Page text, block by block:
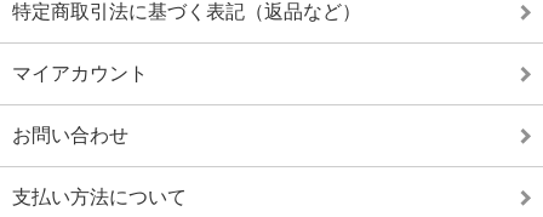
特定商取引法に基づく表記（返品など）
マイアカウント
お問い合わせ
支払い方法について